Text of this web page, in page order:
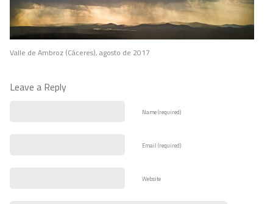
Valle de Ambroz (Cáceres), agosto de 2017
Leave a Reply
Name (required)
Email (required)
Website